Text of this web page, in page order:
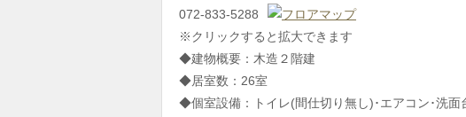
072-833-5288
※クリックすると拡大できます
◆建物概要：木造２階建
◆居室数：26室
◆個室設備：トイレ(間仕切り無し)･エアコン･洗面